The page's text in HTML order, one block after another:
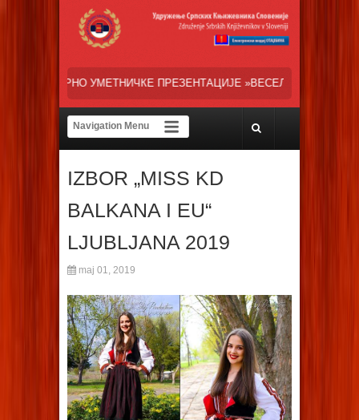
»ВЕСЕЛИ ДАНИ СРПСКЕ ДИЈАСПОРЕ« НАША ТРЕНУТНА
IZBOR „MISS KD
BALKANA I EU“
LJUBLJANA 2019
maj 01, 2019